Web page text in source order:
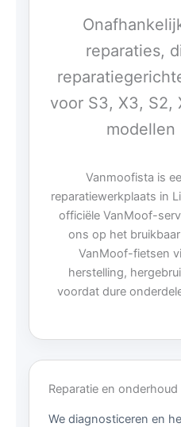
reparaties,
voor S3, X3, S2,
modellen
Vanmoofista is
reparatiewerkplaats in
officiële VanMoof-
ons op het
VanMoof-fietsen
herstelling,
voordat dure
Reparatie en onderhoud
We diagnosticeren en